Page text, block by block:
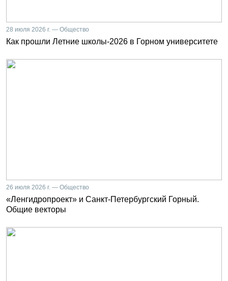
28 июля 2026 г. — Общество
Как прошли Летние школы-2026 в Горном университете
26 июля 2026 г. — Общество
«Ленгидропроект» и Санкт-Петербургский Горный.
Общие векторы